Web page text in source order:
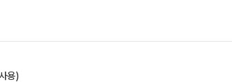
용)